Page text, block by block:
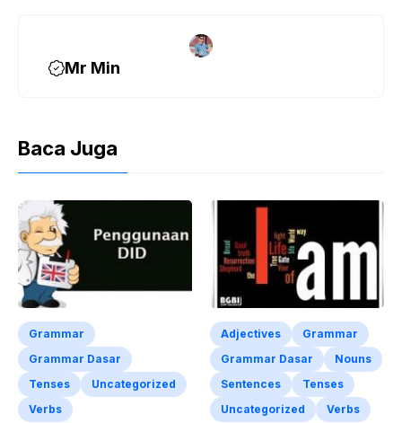
Mr Min
Baca Juga
Grammar
Grammar Dasar
Tenses
Uncategorized
Verbs
Adjectives
Grammar
Grammar Dasar
Nouns
Sentences
Tenses
Uncategorized
Verbs